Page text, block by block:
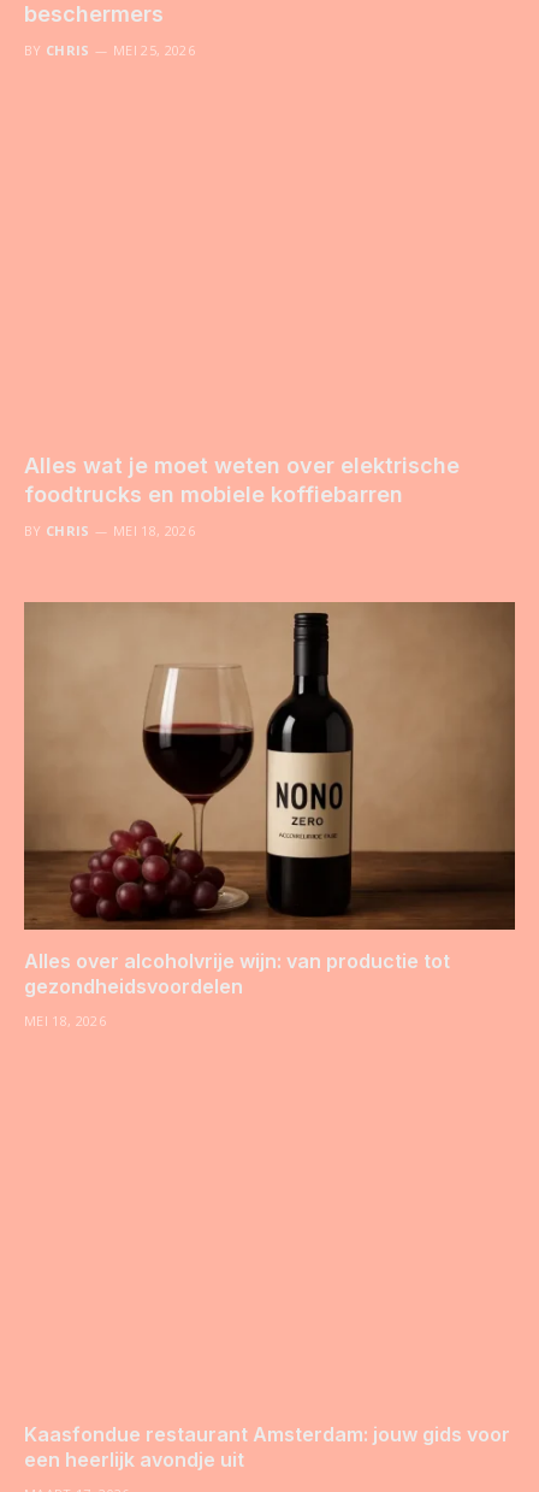
beschermers
BY CHRIS MEI 25, 2026
Alles wat je moet weten over elektrische
foodtrucks en mobiele koffiebarren
BY CHRIS MEI 18, 2026
Alles over alcoholvrije wijn: van productie tot
gezondheidsvoordelen
MEI 18, 2026
Kaasfondue restaurant Amsterdam: jouw gids voor
een heerlijk avondje uit